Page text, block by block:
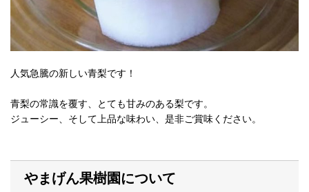
人気急騰の新しい青梨です！
青梨の常識を覆す、とても甘みのある梨です。
ジューシー、そして上品な味わい、是非ご賞味ください。
やまげん果樹園について